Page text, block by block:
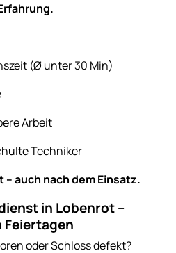
(Ø unter 30 Min)
Arbeit
Techniker
auch nach dem Einsatz.
in Lobenrot –
Feiertagen
oder Schloss defekt?